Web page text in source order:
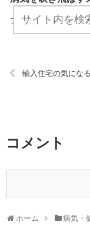
プロが説明したブロ
輸入住宅の気にな
コメント
ホーム 病気・